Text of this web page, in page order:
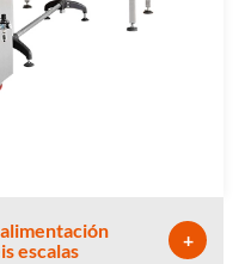
escalas
+